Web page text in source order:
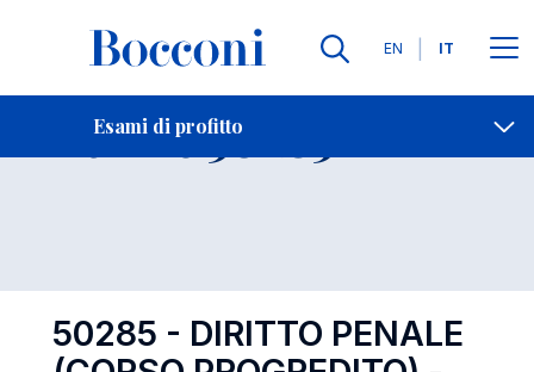
Lingue
EN IT
Esami di profitto
Contatti
Esame 50285 Open
50285 - DIRITTO PENALE